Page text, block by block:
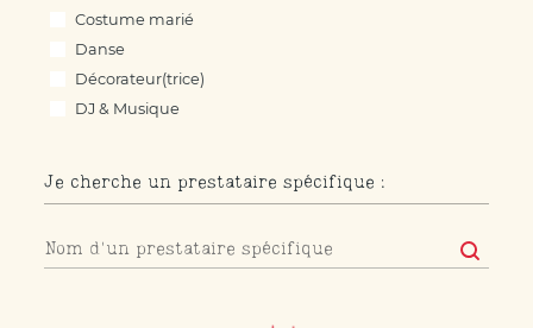
Costume marié
Danse
Décorateur(trice)
DJ & Musique
Lieu de réception
Organisation
Je cherche un prestataire spécifique :
Je cherche un prestataire spécifique :
Je cherche un prestataire spécifique :